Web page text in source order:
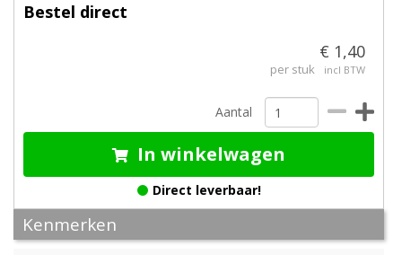
Bestel direct
€ 1,40
per stuk incl BTW
Aantal
In winkelwagen
Direct leverbaar!
Kenmerken